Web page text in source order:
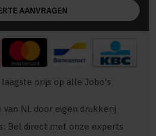
AANVRAGEN
laagste prijs op alle Jobo's
NL door eigen drukkerij
Bel direct met onze experts